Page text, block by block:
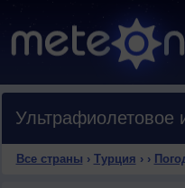
Ультрафиолетовое
Все страны › Турция › ›